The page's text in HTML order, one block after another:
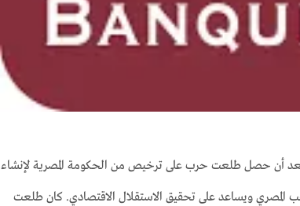
بنك مصر في 25 يونيو 1920، بعد أن حصل طلعت حرب على ترخيص من الحكومة المصرية لإنشاء
ويساعد على تحقيق الاستقلال الاقتصادي. كان طلعت